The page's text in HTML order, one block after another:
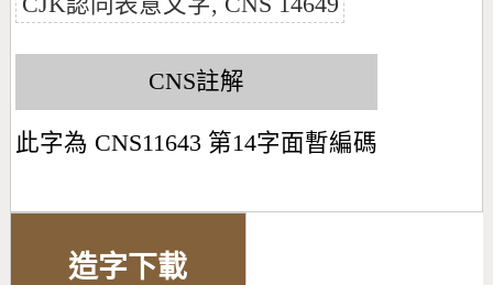
CNS註解
此字為 CNS11643 第14字面暫編碼
造字下載